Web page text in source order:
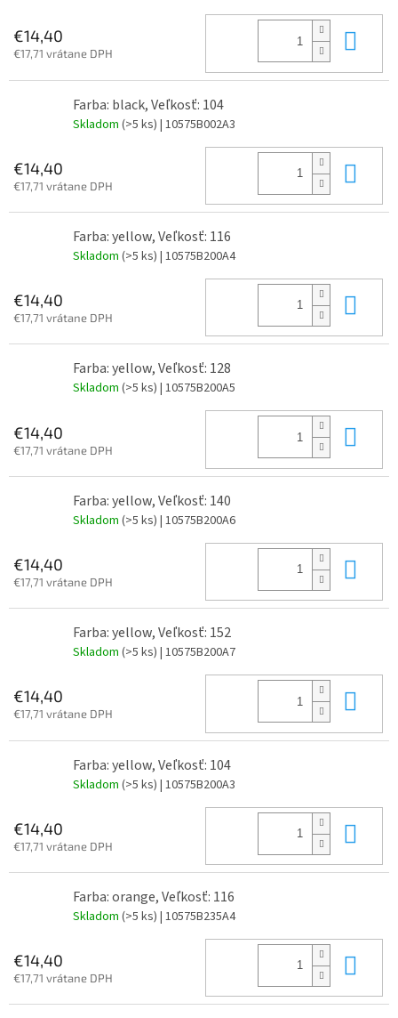
€14,40
€17,71 vrátane DPH
Farba: black, Veľkosť: 104
Skladom (>5 ks) | 10575B002A3
€14,40
€17,71 vrátane DPH
Farba: yellow, Veľkosť: 116
Skladom (>5 ks) | 10575B200A4
€14,40
€17,71 vrátane DPH
Farba: yellow, Veľkosť: 128
Skladom (>5 ks) | 10575B200A5
€14,40
€17,71 vrátane DPH
Farba: yellow, Veľkosť: 140
Skladom (>5 ks) | 10575B200A6
€14,40
€17,71 vrátane DPH
Farba: yellow, Veľkosť: 152
Skladom (>5 ks) | 10575B200A7
€14,40
€17,71 vrátane DPH
Farba: yellow, Veľkosť: 104
Skladom (>5 ks) | 10575B200A3
€14,40
€17,71 vrátane DPH
Farba: orange, Veľkosť: 116
Skladom (>5 ks) | 10575B235A4
€14,40
€17,71 vrátane DPH